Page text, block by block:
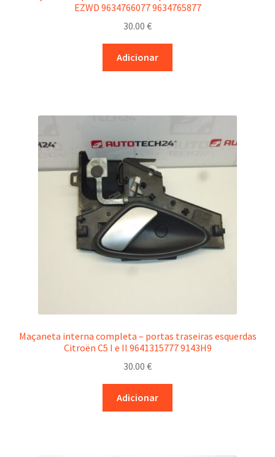
EZWD 9634766077 9634765877
30.00 €
Adicionar
Maçaneta interna completa – portas traseiras esquerdas
Citroën C5 I e II 9641315777 9143H9
30.00 €
Adicionar